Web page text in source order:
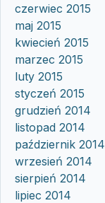
czerwiec 2015
maj 2015
kwiecień 2015
marzec 2015
luty 2015
styczeń 2015
grudzień 2014
listopad 2014
październik 2014
wrzesień 2014
sierpień 2014
lipiec 2014